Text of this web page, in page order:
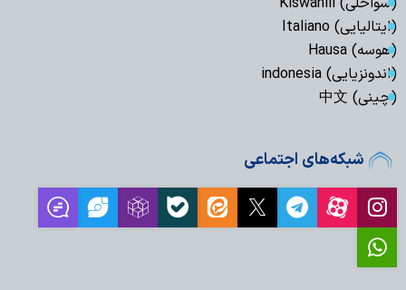
(ایتالیایی) Italiano
(هوسه) Hausa
(اندونزیایی) indonesia
(چینی) 中文
شبکه‌های اجتماعی